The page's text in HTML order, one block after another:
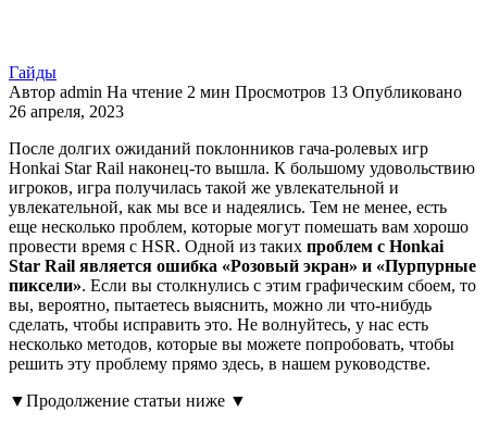
Гайды
Автор admin На чтение 2 мин Просмотров 13 Опубликовано
26 апреля, 2023
После долгих ожиданий поклонников гача-ролевых игр
Honkai Star Rail наконец-то вышла. К большому удовольствию
игроков, игра получилась такой же увлекательной и
увлекательной, как мы все и надеялись. Тем не менее, есть
еще несколько проблем, которые могут помешать вам хорошо
провести время с HSR. Одной из таких проблем с Honkai
Star Rail является ошибка «Розовый экран» и «Пурпурные
пиксели». Если вы столкнулись с этим графическим сбоем, то
вы, вероятно, пытаетесь выяснить, можно ли что-нибудь
сделать, чтобы исправить это. Не волнуйтесь, у нас есть
несколько методов, которые вы можете попробовать, чтобы
решить эту проблему прямо здесь, в нашем руководстве.
▼Продолжение статьи ниже ▼